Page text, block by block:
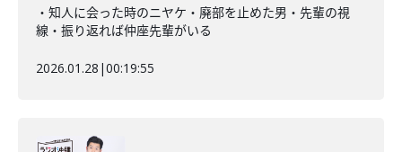
・知人に会った時のニヤケ・廃部を止めた男・先輩の視
線・振り返れば仲座先輩がいる
2026.01.28 |00:19:55